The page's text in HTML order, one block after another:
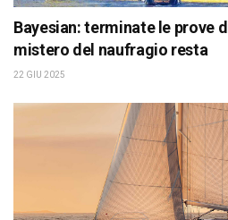
Bayesian: terminate le prove
mistero del naufragio resta
22 GIU 2025